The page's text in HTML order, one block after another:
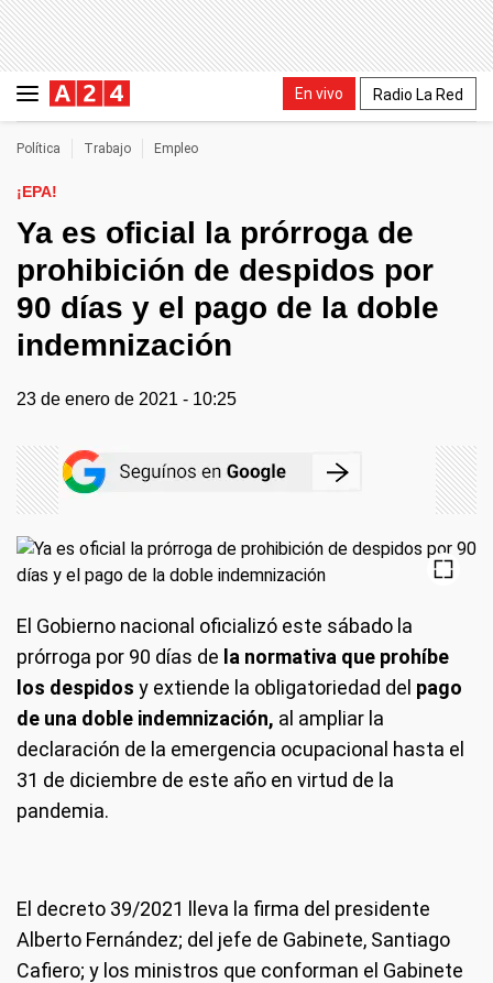
En vivo Radio La Red
Política Trabajo Empleo
¡EPA!
Ya es oficial la prórroga de
prohibición de despidos por
90 días y el pago de la doble
indemnización
23 de enero de 2021 - 10:25
El Gobierno nacional oficializó este sábado la
prórroga por 90 días de la normativa que prohíbe
los despidos y extiende la obligatoriedad del pago
de una doble indemnización, al ampliar la
declaración de la emergencia ocupacional hasta el
31 de diciembre de este año en virtud de la
pandemia.
El decreto 39/2021 lleva la firma del presidente
Alberto Fernández; del jefe de Gabinete, Santiago
Cafiero; y los ministros que conforman el Gabinete